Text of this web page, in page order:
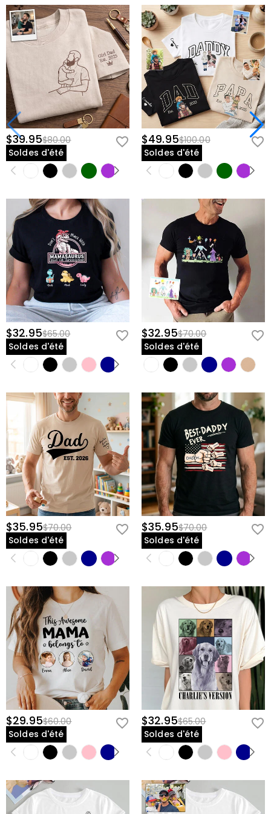
$39.95$80.00
Soldes d'été
$49.95$100.00
Soldes d'été
$32.95$65.00
Soldes d'été
$32.95$70.00
Soldes d'été
$35.95$70.00
Soldes d'été
$35.95$70.00
Soldes d'été
$29.95$60.00
Soldes d'été
$32.95$65.00
Soldes d'été